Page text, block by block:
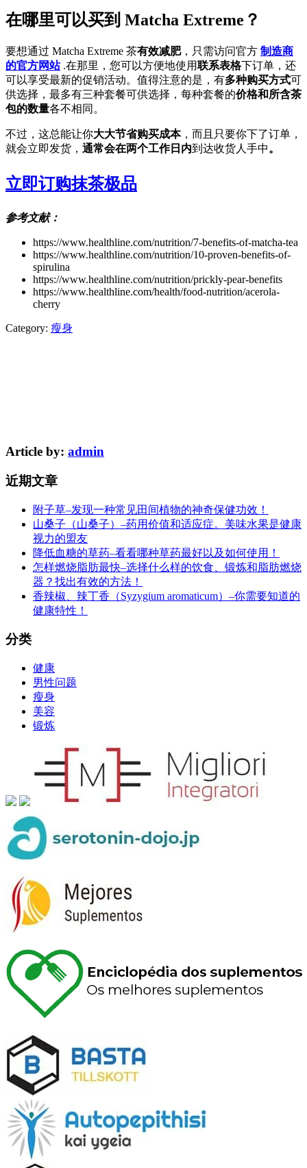
在哪里可以买到 Matcha Extreme？
要想通过 Matcha Extreme 茶有效减肥，只需访问官方 制造商
的官方网站 .在那里，您可以方便地使用联系表格下订单，还
可以享受最新的促销活动。值得注意的是，有多种购买方式可
供选择，最多有三种套餐可供选择，每种套餐的价格和所含茶
包的数量各不相同。
不过，这总能让你大大节省购买成本，而且只要你下了订单，
就会立即发货， 通常会在两个工作日内到达收货人手中。
立即订购抹茶极品
参考文献：
https://www.healthline.com/nutrition/7-benefits-of-matcha-tea
https://www.healthline.com/nutrition/10-proven-benefits-of-
spirulina
https://www.healthline.com/nutrition/prickly-pear-benefits
https://www.healthline.com/health/food-nutrition/acerola-
cherry
Category: 瘦身
Article by: admin
近期文章
附子草–发现一种常见田间植物的神奇保健功效！
山桑子（山桑子）–药用价值和适应症。美味水果是健康
视力的盟友
降低血糖的草药–看看哪种草药最好以及如何使用！
怎样燃烧脂肪最快–选择什么样的饮食、锻炼和脂肪燃烧
器？找出有效的方法！
香辣椒、辣丁香（Syzygium aromaticum）–你需要知道的
健康特性！
分类
健康
男性问题
瘦身
美容
锻炼